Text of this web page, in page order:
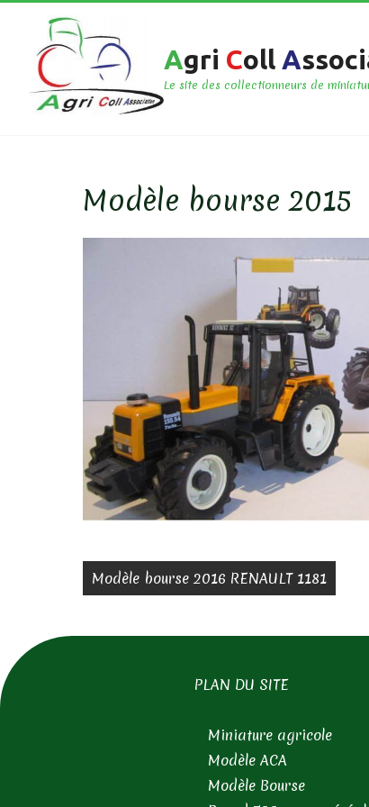
Agri Coll A
Le site des collectionneurs de
Modèle bourse 2015
Modèle bourse 2016 RENAULT 1181
PLAN DU SITE
Miniature agricole
Modèle ACA
Modèle Bourse